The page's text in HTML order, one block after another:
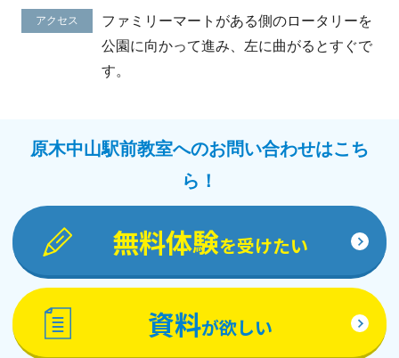
アクセス
ファミリーマートがある側のロータリーを
公園に向かって進み、左に曲がるとすぐで
す。
原木中山駅前教室へのお問い合わせはこち
ら！
無料体験を受けたい
資料が欲しい